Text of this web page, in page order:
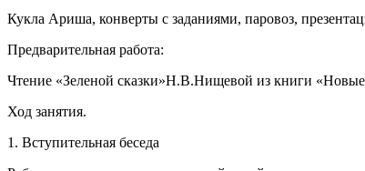
Кукла Ариша, конверты с заданиями, паровоз,
Предварительная работа:
Чтение «Зеленой сказки»Н.В.Нищевой из книги «Новые
Ход занятия.
1. Вступительная беседа